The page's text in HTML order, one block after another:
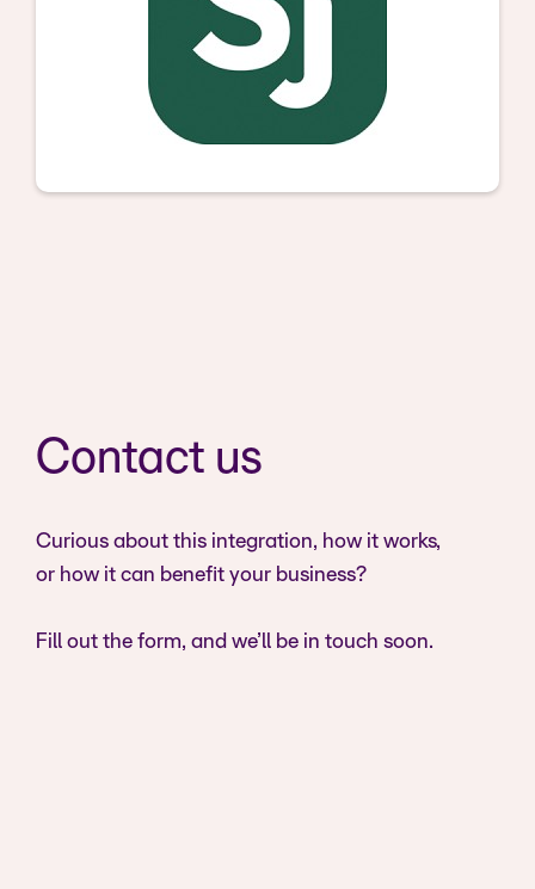
Contact us
Curious about this integration, how it works,
or how it can benefit your business?
Fill out the form, and we’ll be in touch soon.